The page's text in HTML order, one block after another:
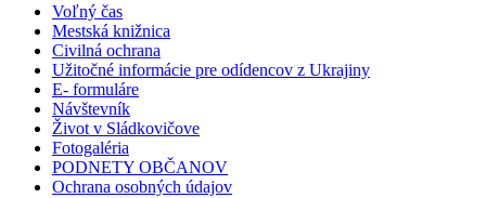
Voľný čas
Mestská knižnica
Civilná ochrana
Užitočné informácie pre odídencov z Ukrajiny
E- formuláre
Návštevník
Život v Sládkovičove
Fotogaléria
PODNETY OBČANOV
Ochrana osobných údajov